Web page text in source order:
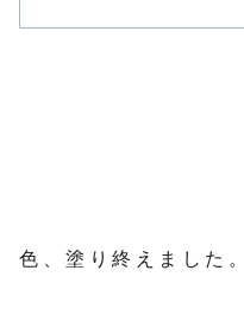
色、塗り終えました。